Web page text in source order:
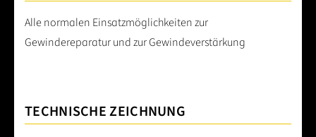
Alle normalen Einsatzmöglichkeiten zur
Gewindereparatur und zur Gewindeverstärkung
TECHNISCHE ZEICHNUNG